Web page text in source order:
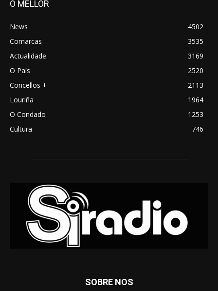
O MELLOR
News
4502
Comarcas
3535
Actualidade
3169
O País
2520
Concellos +
2113
Louriña
1964
O Condado
1253
Cultura
746
SOBRE NOS